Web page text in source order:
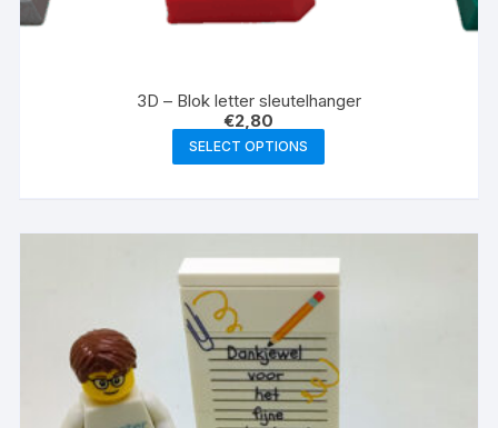
3D – Blok letter sleutelhanger
€2,80
SELECT OPTIONS